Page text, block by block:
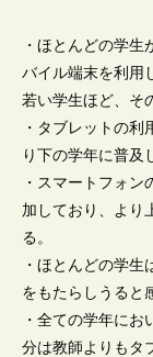
・ほとんどの学生
バイル端末を利用
若い学生ほど、そ
・タブレットの利
り下の学年に普及
・スマートフォ
加しており、より
る。
・ほとんどの学
をもたらしうると
・全ての学年にお
分は教師よりもタ